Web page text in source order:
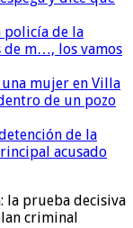
policía de la
de m…, los vamos
mujer en Villa
de un pozo
de la
acusado
la prueba decisiva
criminal